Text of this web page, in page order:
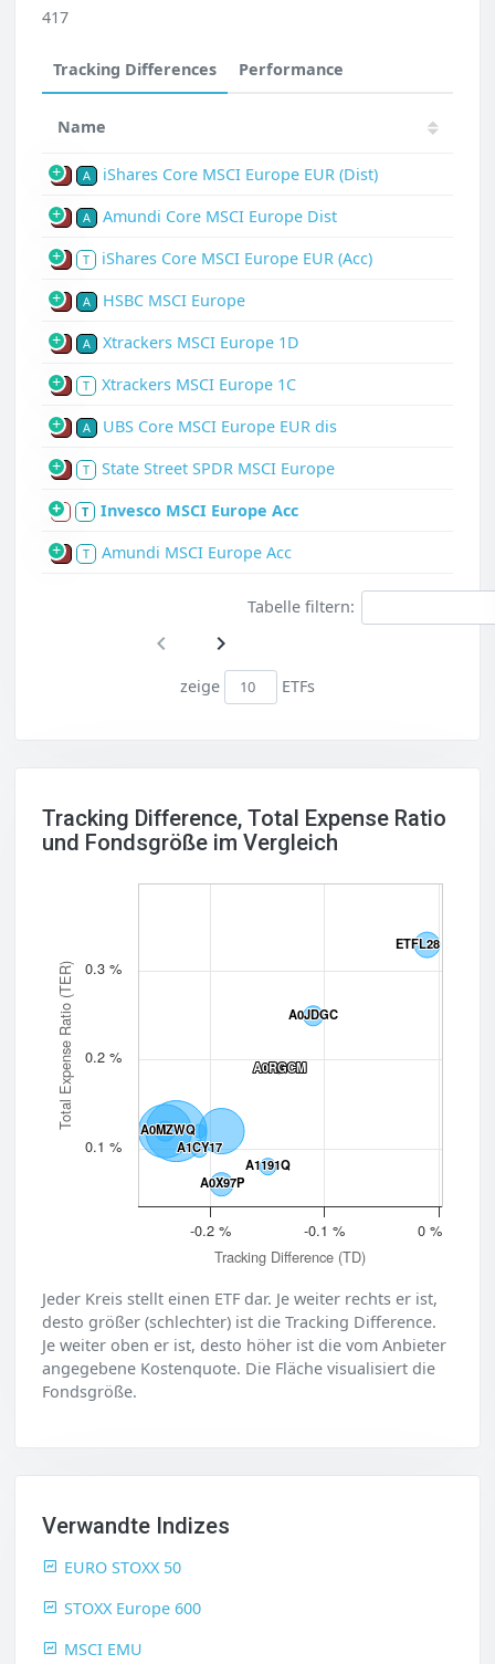
417
Tracking Differences Performance
Name
P A iShares Core MSCI Europe EUR (Dist)
P A Amundi Core MSCI Europe Dist
P T iShares Core MSCI Europe EUR (Acc)
P A HSBC MSCI Europe
P A Xtrackers MSCI Europe 1D
P T Xtrackers MSCI Europe 1C
P A UBS Core MSCI Europe EUR dis
P T State Street SPDR MSCI Europe
S T Invesco MSCI Europe Acc
P T Amundi MSCI Europe Acc
Tabelle filtern:
zeige ETFs
Tracking Difference, Total Expense Ratio
und Fondsgröße im Vergleich
Tracking Difference (TD)
Total Expense Ratio (TER)
ETFL28
ETFL28
A0JDGC
A0JDGC
A0MZWQ
A0MZWQ
A1CY17
A1CY17
A0RGCM
A0RGCM
A1191Q
A1191Q
A0X97P
A0X97P
-0.2 % -0.1 % 0 %
0.1 %
0.2 %
0.3 %
Jeder Kreis stellt einen ETF dar. Je weiter rechts er ist,
desto größer (schlechter) ist die Tracking Difference.
Je weiter oben er ist, desto höher ist die vom Anbieter
angegebene Kostenquote. Die Fläche visualisiert die
Fondsgröße.
Verwandte Indizes
EURO STOXX 50
STOXX Europe 600
MSCI EMU